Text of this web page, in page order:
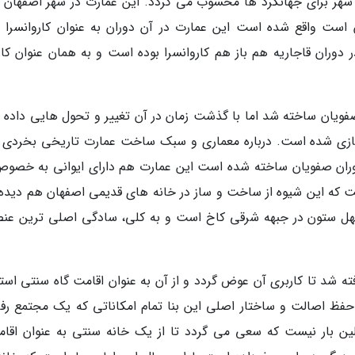
واقع شده است این عمارت در آن دوران به عنوان کاروانسرا
قاجاریه هم باز هم کاروانسرا بوده است و به همان عنوان
ساخته شد اما با گذشت زمان در آن تغییر و تحول هایی
شده است. درباره معماری و سبک ساخت عمارت تاریخی بخردی
صفویان ساخته شده است این عمارت هم دارای ایوانی به
که این شیوه از ساخت و ساز در خانه های قدیمی اصفهان هم
ستون در جبهه شرقی کاخ است و به کلی، سادگی اصلی ترین
شد تا کاربری آن عوض گردد و از آن به عنوان اقامت گاه سنتی
اصالت و ساختار اصلی این بنا تمام امکاناتی که یک مجتمع
بار نیست که سعی می گردد تا از یک خانه سنتی به عنوان